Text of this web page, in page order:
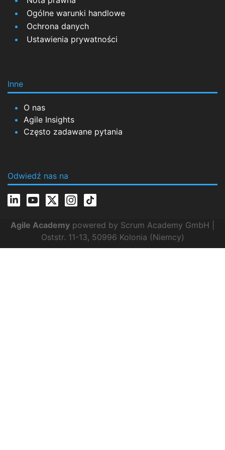
Ogólne warunki handlowe
Ochrona danych
Ustawienia prywatności
Inne
O nas
Agile Insights
Często zadawane pytania
Odwiedź nas na
Agile Academy powered by Scrum Academy GmbH |
Oststr. 11-13, 50996 Kolonia (Niemcy)